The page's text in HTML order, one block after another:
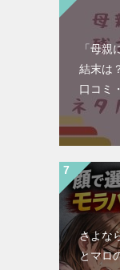
「母親
結末は
口コミ
さよな
とマロ